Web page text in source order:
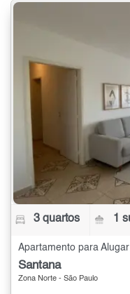
3 quartos 1
Apartamento para
Santana
Zona Norte - São Paulo